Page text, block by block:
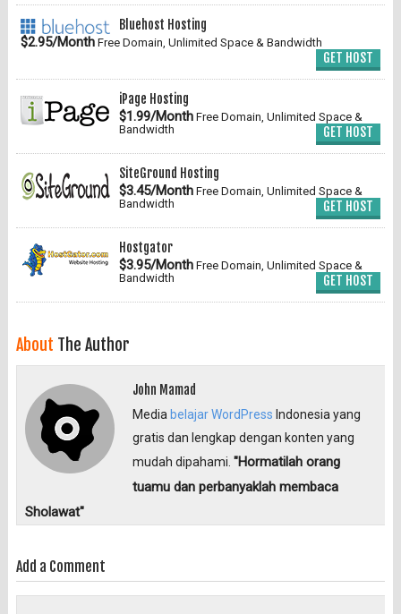
Bluehost Hosting
$2.95/MonthFree Domain, Unlimited Space & Bandwidth
GET HOST
iPage Hosting
$1.99/MonthFree Domain, Unlimited Space &
Bandwidth
GET HOST
SiteGround Hosting
$3.45/MonthFree Domain, Unlimited Space &
Bandwidth
GET HOST
Hostgator
$3.95/MonthFree Domain, Unlimited Space &
Bandwidth
GET HOST
About The Author
John Mamad
Media belajar WordPress Indonesia yang
gratis dan lengkap dengan konten yang
mudah dipahami."Hormatilah orang
tuamu dan perbanyaklah membaca
Sholawat"
Add a Comment